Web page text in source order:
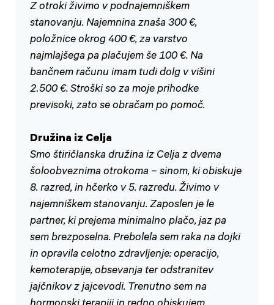
Z otroki živimo v podnajemniškem
stanovanju. Najemnina znaša 300 €,
položnice okrog 400 €, za varstvo
najmlajšega pa plačujem še 100 €. Na
bančnem računu imam tudi dolg v višini
2.500 €. Stroški so za moje prihodke
previsoki, zato se obračam po pomoč.
Družina iz Celja
Smo štiričlanska družina iz Celja z dvema
šoloobveznima otrokoma – sinom, ki obiskuje
8. razred, in hčerko v 5. razredu. Živimo v
najemniškem stanovanju. Zaposlen je le
partner, ki prejema minimalno plačo, jaz pa
sem brezposelna. Prebolela sem raka na dojki
in opravila celotno zdravljenje: operacijo,
kemoterapije, obsevanja ter odstranitev
jajčnikov z jajcevodi. Trenutno sem na